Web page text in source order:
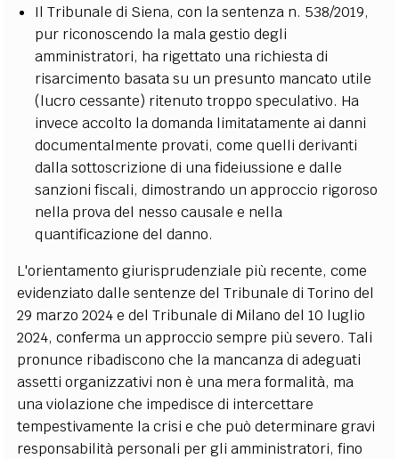
Il Tribunale di Siena, con la sentenza n. 538/2019,
pur riconoscendo la mala gestio degli
amministratori, ha rigettato una richiesta di
risarcimento basata su un presunto mancato utile
(lucro cessante) ritenuto troppo speculativo. Ha
invece accolto la domanda limitatamente ai danni
documentalmente provati, come quelli derivanti
dalla sottoscrizione di una fideiussione e dalle
sanzioni fiscali, dimostrando un approccio rigoroso
nella prova del nesso causale e nella
quantificazione del danno.
L'orientamento giurisprudenziale più recente, come
evidenziato dalle sentenze del Tribunale di Torino del
29 marzo 2024 e del Tribunale di Milano del 10 luglio
2024, conferma un approccio sempre più severo. Tali
pronunce ribadiscono che la mancanza di adeguati
assetti organizzativi non è una mera formalità, ma
una violazione che impedisce di intercettare
tempestivamente la crisi e che può determinare gravi
responsabilità personali per gli amministratori, fino